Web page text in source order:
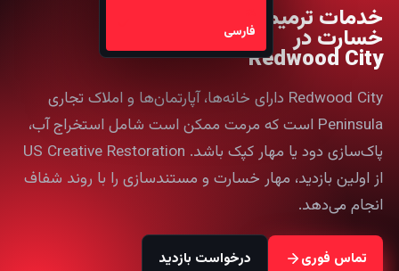
فارسی خدمات ترمیم
خسارت در
Redwood City
Redwood City دارای خانه‌ها، آپارتمان‌ها و املاک تجاری
Peninsula است که مرمت ممکن است شامل استخراج آب،
پاک‌سازی دود یا مهار کپک باشد. US Creative Restoration
از اولین بازدید، مهار خسارت و مستندسازی را با روند شفاف
انجام می‌دهد.
تماس فوری درخواست بازدید